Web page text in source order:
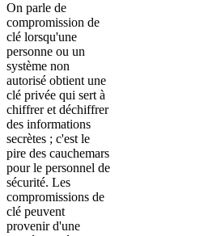
On parle de
compromission de
clé lorsqu'une
personne ou un
système non
autorisé obtient une
clé privée qui sert à
chiffrer et déchiffrer
des informations
secrètes ; c'est le
pire des cauchemars
pour le personnel de
sécurité. Les
compromissions de
clé peuvent
provenir d'une